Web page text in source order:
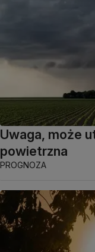
Uwaga, może
powietrzna
PROGNOZA